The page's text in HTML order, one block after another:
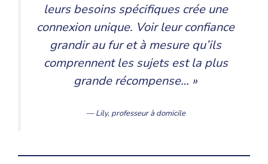
leurs besoins spécifiques crée une
connexion unique. Voir leur confiance
grandir au fur et à mesure qu’ils
comprennent les sujets est la plus
grande récompense… »
— Lily,professeur à domicile